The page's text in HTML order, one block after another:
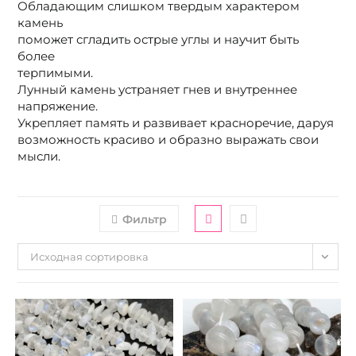
Обладающим слишком твердым характером
камень
поможет сгладить острые углы и научит быть
более
терпимыми.
Лунный камень устраняет гнев и внутреннее
напряжение.
Укрепляет память и развивает красноречие, даруя
возможность красиво и образно выражать свои
мысли.
Фильтр
Исходная сортировка